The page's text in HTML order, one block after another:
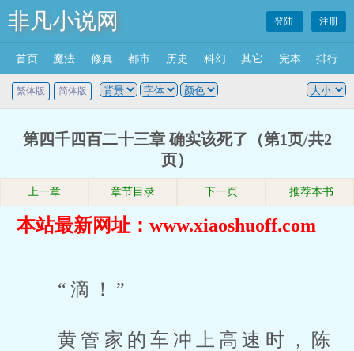
非凡小说网 登陆 注册
首页 魔法 修真 都市 历史 科幻 其它 完本 排行
繁体版 简体版
第四千四百二十三章 确实该死了（第1页/共2
页）
上一章 章节目录 下一页 推荐本书
本站最新网址：www.xiaoshuoff.com
“滴！”
黄管家的车冲上高速时，陈